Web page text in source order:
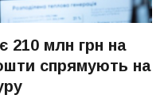
210 млн грн на
спрямують на